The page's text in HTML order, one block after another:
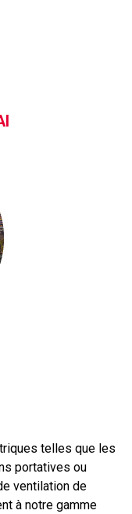
telles que les
portatives ou
ventilation de
à notre gamme